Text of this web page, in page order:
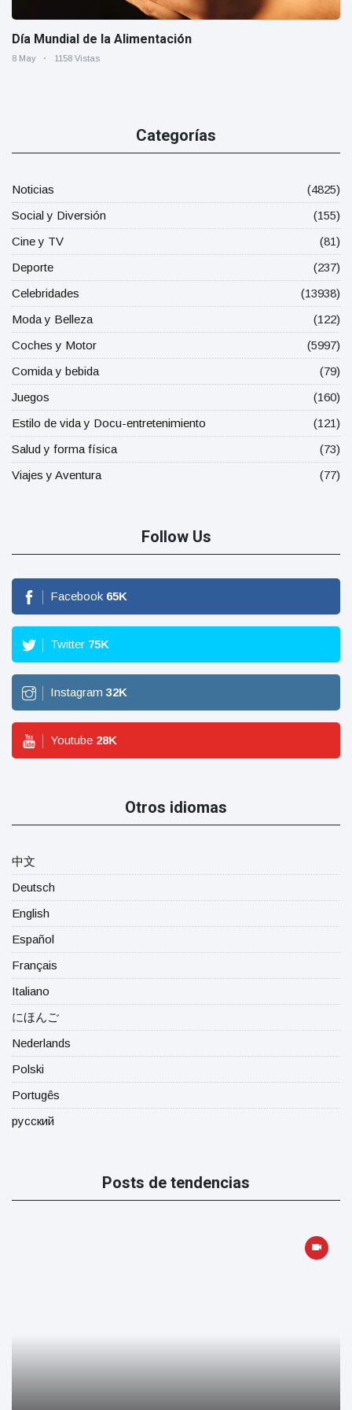
Día Mundial de la Alimentación
8 May 1158 Vistas
Categorías
Noticias
(4825)
Social y Diversión
(155)
Cine y TV
(81)
Deporte
(237)
Celebridades
(13938)
Moda y Belleza
(122)
Coches y Motor
(5997)
Comida y bebida
(79)
Juegos
(160)
Estilo de vida y Docu-entretenimiento
(121)
Salud y forma física
(73)
Viajes y Aventura
(77)
Follow Us
Facebook 65K
Twitter 75K
Instagram 32K
Youtube 28K
Otros idiomas
中文
Deutsch
English
Español
Français
Italiano
にほんご
Nederlands
Polski
Portugês
русский
Posts de tendencias